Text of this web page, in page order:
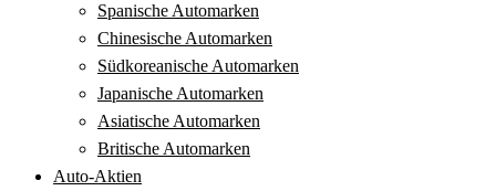
Spanische Automarken
Chinesische Automarken
Südkoreanische Automarken
Japanische Automarken
Asiatische Automarken
Britische Automarken
Auto-Aktien